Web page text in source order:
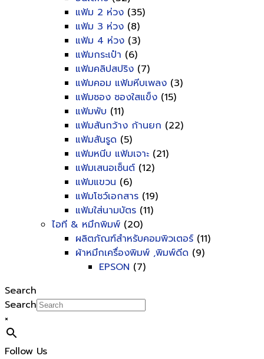
แฟ้ม 2 ห่วง (35)
แฟ้ม 3 ห่วง (8)
แฟ้ม 4 ห่วง (3)
แฟ้มกระเป๋า (6)
แฟ้มคลิปสปริง (7)
แฟ้มคอม แฟ้มหีบเพลง (3)
แฟ้มซอง ซองใสแข็ง (15)
แฟ้มพับ (11)
แฟ้มสันกว้าง ก้านยก (22)
แฟ้มสันรูด (5)
แฟ้มหนีบ แฟ้มเจาะ (21)
แฟ้มเสนอเซ็นต์ (12)
แฟ้มแขวน (6)
แฟ้มโชว์เอกสาร (19)
แฟ้มใส่นามบัตร (11)
ไอที & หมึกพิมพ์ (20)
ผลิตภัณฑ์สำหรับคอมพิวเตอร์ (11)
ผ้าหมึกเครื่องพิมพ์ ,พิมพ์ดีด (9)
EPSON (7)
Search
Search
×
Follow Us